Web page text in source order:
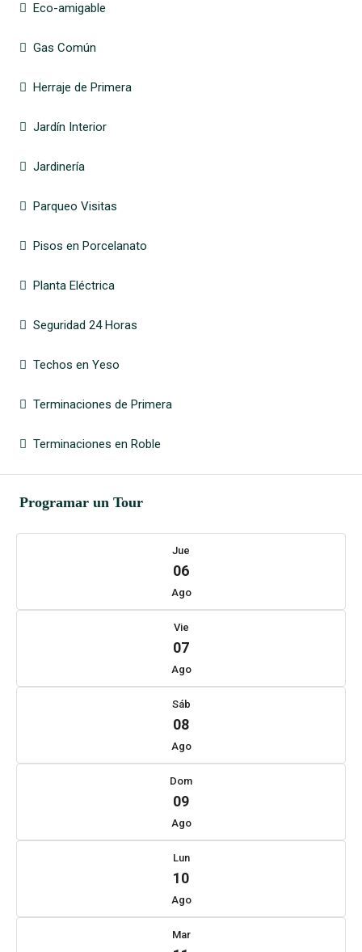
Eco-amigable
Gas Común
Herraje de Primera
Jardín Interior
Jardinería
Parqueo Visitas
Pisos en Porcelanato
Planta Eléctrica
Seguridad 24 Horas
Techos en Yeso
Terminaciones de Primera
Terminaciones en Roble
Programar un Tour
Jue
06
Ago
Vie
07
Ago
Sáb
08
Ago
Dom
09
Ago
Lun
10
Ago
Mar